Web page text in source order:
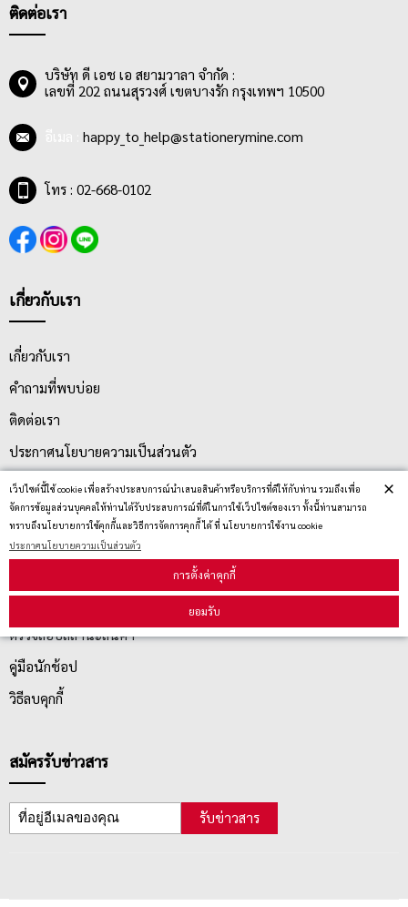
เว็ปไซต์นี้ใช้ cookie เพื่อสร้างประสบการณ์นำเสนอสินค้าหรือบริการที่ดีให้กับท่าน รวมถึงเพื่อ
จัดการข้อมูลส่วนบุคคลให้ท่านได้รับประสบการณ์ที่ดีในการใช้เว็ปไซต์ของเรา ทั้งนี้ท่านสามารถ
ทราบถึงนโยบายการใช้คุกกี้และวิธีการจัดการคุกกี้ ได้ ที่ นโยบายการใช้งาน cookie
ประกาศนโยบายความเป็นส่วนตัว
การตั้งค่าคุกกี้
ยอมรับ
×
ติดต่อเรา
บริษัท ดี เอช เอ สยามวาลา จำกัด :
เลขที่ 202 ถนนสุรวงศ์ เขตบางรัก กรุงเทพฯ 10500
happy_to_help@stationerymine.com
โทร : 02-668-0102
เกี่ยวกับเรา
เกี่ยวกับเรา
คำถามที่พบบ่อย
ติดต่อเรา
ประกาศนโยบายความเป็นส่วนตัว
นโยบายการจัดส่ง
นโยบายการเปลี่ยน/คืน สินค้า
ตรวจสอบสถานะสินค้า
คู่มือนักช้อป
วิธีลบคุกกี้
สมัครรับข่าวสาร
รับข่าวสาร